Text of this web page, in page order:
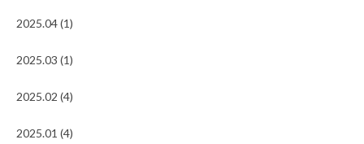
2025.04 (1)
2025.03 (1)
2025.02 (4)
2025.01 (4)